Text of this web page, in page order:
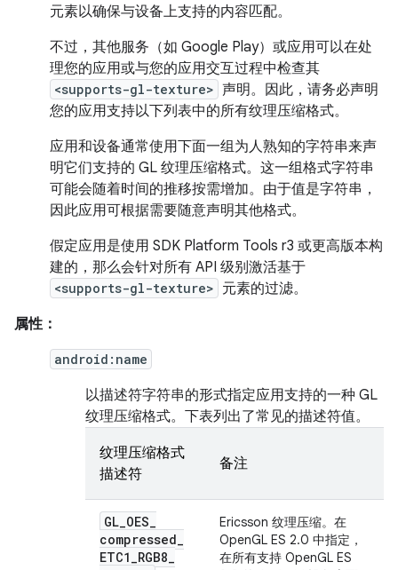
元素以确保与设备上支持的内容匹配。
不过，其他服务（如 Google Play）或应用可以在处
理您的应用或与您的应用交互过程中检查其
<supports-gl-texture> 声明。因此，请务必声明
您的应用支持以下列表中的所有纹理压缩格式。
应用和设备通常使用下面一组为人熟知的字符串来声
明它们支持的 GL 纹理压缩格式。这一组格式字符串
可能会随着时间的推移按需增加。由于值是字符串，
因此应用可根据需要随意声明其他格式。
假定应用是使用 SDK Platform Tools r3 或更高版本构
建的，那么会针对所有 API 级别激活基于
<supports-gl-texture> 元素的过滤。
属性：
android:name
以描述符字符串的形式指定应用支持的一种 GL
纹理压缩格式。下表列出了常见的描述符值。
纹理压缩格式
描述符
备注
GL_OES_
compressed_
ETC1_RGB8_
Ericsson 纹理压缩。在
OpenGL ES 2.0 中指定，
在所有支持 OpenGL ES